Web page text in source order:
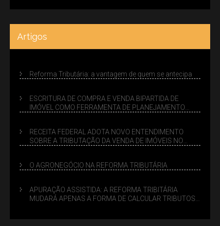
Artigos
Reforma Tributária: a vantagem de quem se antecipa
ESCRITURA DE COMPRA E VENDA BIPARTIDA DE
IMÓVEL COMO FERRAMENTA DE PLANEJAMENTO
RECEITA FEDERAL ADOTA NOVO ENTENDIMENTO
SOBRE A TRIBUTAÇÃO DA VENDA DE IMÓVEIS NO
O AGRONEGÓCIO NA REFORMA TRIBUTÁRIA
APURAÇÃO ASSISTIDA: A REFORMA TRIBITÁRIA
MUDARÁ APENAS A FORMA DE CALCULAR TRIBUTOS